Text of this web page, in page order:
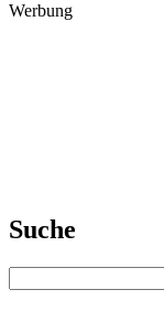
Werbung
Suche